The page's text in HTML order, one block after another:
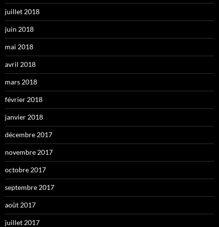
juillet 2018
juin 2018
mai 2018
avril 2018
mars 2018
février 2018
janvier 2018
décembre 2017
novembre 2017
octobre 2017
septembre 2017
août 2017
juillet 2017